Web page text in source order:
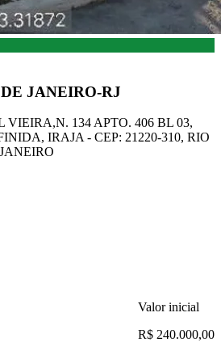
JANEIRO-RJ
VIEIRA,N. 134 APTO. 406 BL 03,
IRAJA - CEP: 21220-310, RIO
Valor inicial
R$ 240.000,00